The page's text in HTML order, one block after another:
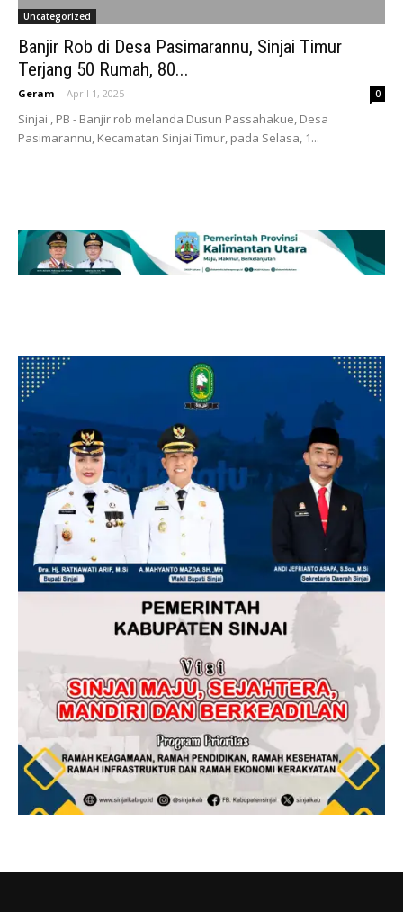
Uncategorized
Banjir Rob di Desa Pasimarannu, Sinjai Timur
Terjang 50 Rumah, 80...
Geram - April 1, 2025 0
Sinjai , PB - Banjir rob melanda Dusun Passahakue, Desa
Pasimarannu, Kecamatan Sinjai Timur, pada Selasa, 1...